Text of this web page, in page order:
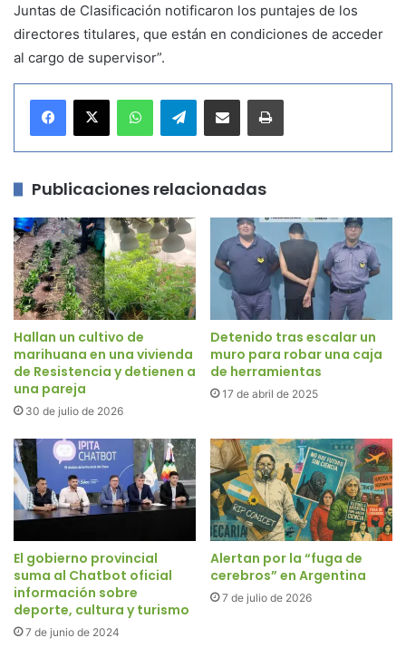
Juntas de Clasificación notificaron los puntajes de los
directores titulares, que están en condiciones de acceder
al cargo de supervisor”.
Telegram
Publicaciones relacionadas
Hallan un cultivo de
marihuana en una vivienda
de Resistencia y detienen a
una pareja
30 de julio de 2026
Detenido tras escalar un
muro para robar una caja
de herramientas
17 de abril de 2025
El gobierno provincial
suma al Chatbot oficial
información sobre
deporte, cultura y turismo
7 de junio de 2024
Alertan por la “fuga de
cerebros” en Argentina
7 de julio de 2026